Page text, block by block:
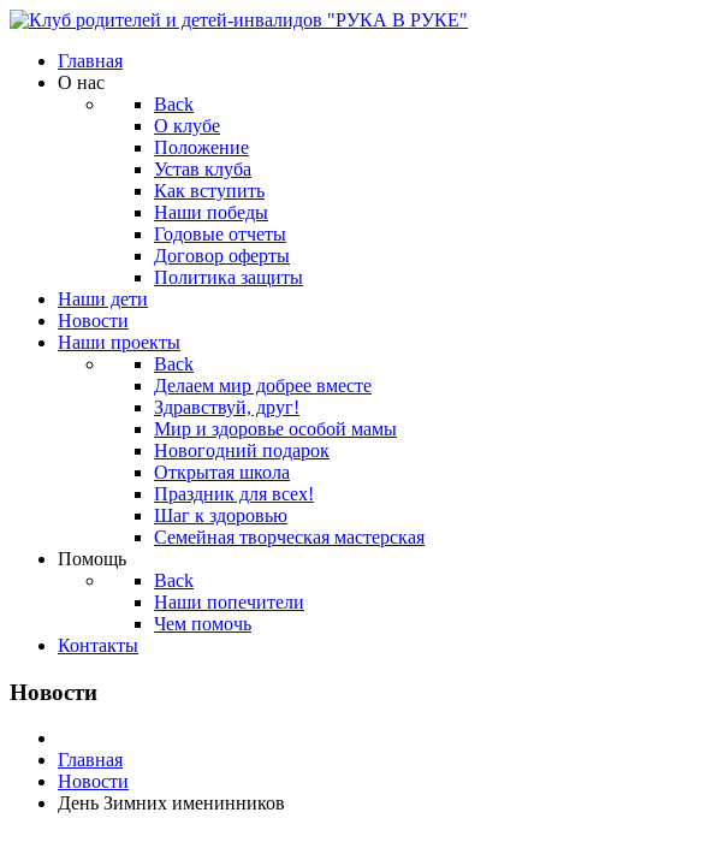
Главная
О нас
Back
О клубе
Положение
Устав клуба
Как вступить
Наши победы
Годовые отчеты
Договор оферты
Политика защиты
Наши дети
Новости
Наши проекты
Back
Делаем мир добрее вместе
Здравствуй, друг!
Мир и здоровье особой мамы
Новогодний подарок
Открытая школа
Праздник для всех!
Шаг к здоровью
Семейная творческая мастерская
Помощь
Back
Наши попечители
Чем помочь
Контакты
Новости
Главная
Новости
День Зимних именинников